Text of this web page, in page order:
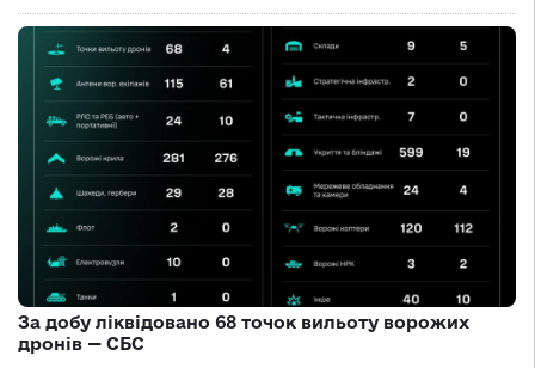
За добу ліквідовано 68 точок вильоту ворожих
дронів — СБС